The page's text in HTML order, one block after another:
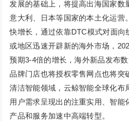
发展的基础上，将提高出海国家数
意大利、日本等国家的本土化运营
快增长，通过依靠DTC模式对面向
或地区迅速开辟新的海外市场，
预期3-4倍的增长，海外新品发布
品牌门店也将授权零售网点也将突
清洁智能领域，云鲸智能全球化布
用户需求呈现出的注重实用、智能
产品和服务加速中高端转型。